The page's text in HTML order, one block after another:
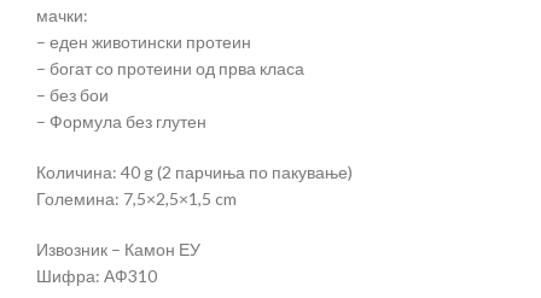
мачки:
– еден животински протеин
– богат со протеини од прва класа
– без бои
– Формула без глутен
Количина: 40 g (2 парчиња по пакување)
Големина: 7,5×2,5×1,5 cm
Извозник – Камон ЕУ
Шифра: АФ310